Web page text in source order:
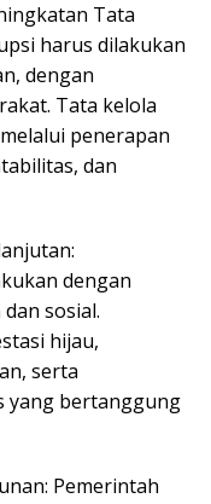
Tata
harus dilakukan
dengan
Tata kelola
penerapan
dan
dengan
sosial.
hijau,
serta
yang bertanggung
Pemerintah